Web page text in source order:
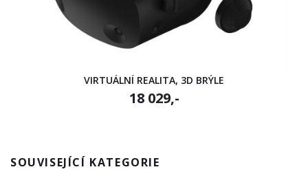
VIRTUÁLNÍ REALITA, 3D BRÝLE
18 029,-
SOUVISEJÍCÍ KATEGORIE